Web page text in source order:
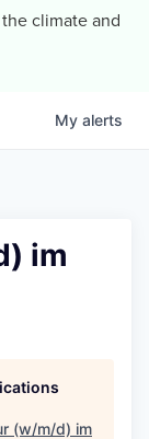
climate and
My alerts
im
(w/m/d) im